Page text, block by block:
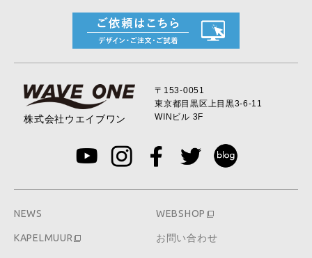
株式会社ウエイブワン
〒153-0051
東京都目黒区上目黒3-6-11
WINビル 3F
NEWS WEBSHOP
KAPELMUUR お問い合わせ